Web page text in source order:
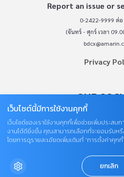
Report an issue or
0-2422-9999 ต่
(จันทร์ - ศุกร์ เวลา
Privacy
OUR
© COPYRIGHT 2026
AME IMAGINATIVE COMPANY
เว็บไซต์นี้มีการใช้งานคุกกี้
เว็บไซต์ของเราใช้งานคุกกี้เพื่อช่วยเพิ่มประสบ
งานได้ดียิ่งขึ้น คุณสามารถเลือกที่จะยอมรับหรื
โดยการดูรายละเอียดเพิ่มเติมที่ “การตั้งค่าคุกกี้
ยกเลิก